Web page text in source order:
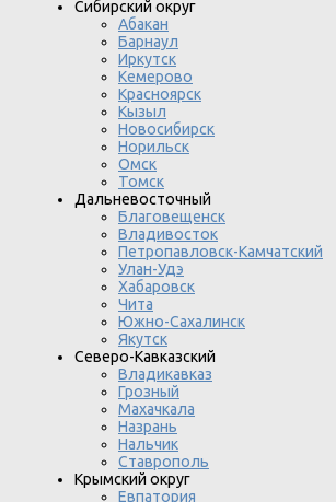
Сибирский округ
Абакан
Барнаул
Иркутск
Кемерово
Красноярск
Кызыл
Новосибирск
Норильск
Омск
Томск
Дальневосточный
Благовещенск
Владивосток
Петропавловск-Камчатский
Улан-Удэ
Хабаровск
Чита
Южно-Сахалинск
Якутск
Северо-Кавказский
Владикавказ
Грозный
Махачкала
Назрань
Нальчик
Ставрополь
Крымский округ
Евпатория